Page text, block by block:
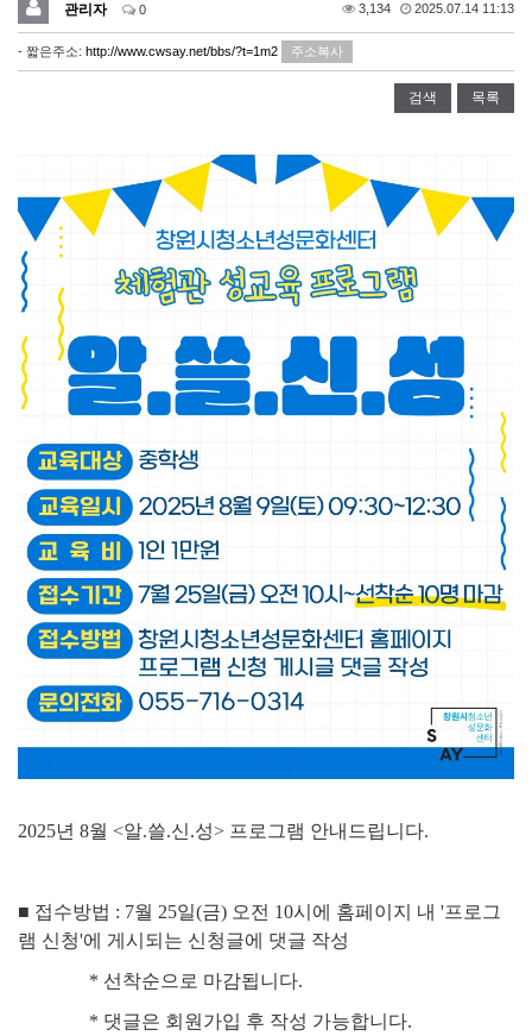
관리자 0 3,134 2025.07.14 11:13
- 짧은주소: http://www.cwsay.net/bbs/?t=1m2 주소복사
검색 목록
2025년 8월 <알.쓸.신.성> 프로그램 안내드립니다.
■ 접수방법 : 7월 25일(금) 오전 10시에 홈페이지 내 '프로그
램 신청'에 게시되는 신청글에 댓글 작성
* 선착순으로 마감됩니다.
* 댓글은 회원가입 후 작성 가능합니다.